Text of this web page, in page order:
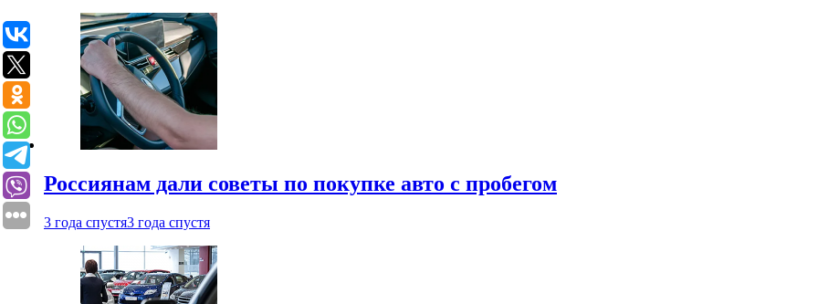
Россиянам дали советы по покупке авто с пробегом
3 года спустя3 года спустя